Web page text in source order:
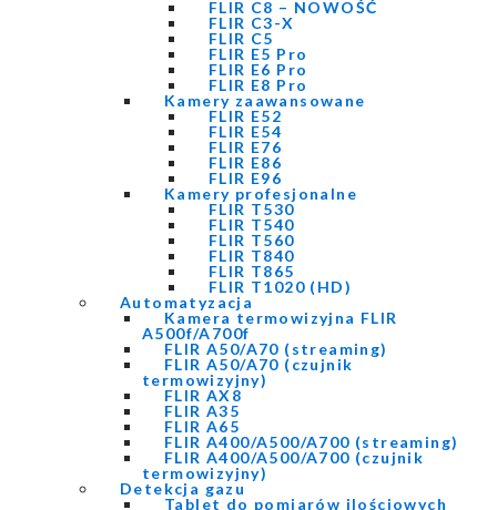
FLIR C8 – NOWOŚĆ
FLIR C3-X
FLIR C5
FLIR E5 Pro
FLIR E6 Pro
FLIR E8 Pro
Kamery zaawansowane
FLIR E52
FLIR E54
FLIR E76
FLIR E86
FLIR E96
Kamery profesjonalne
FLIR T530
FLIR T540
FLIR T560
FLIR T840
FLIR T865
FLIR T1020 (HD)
Automatyzacja
Kamera termowizyjna FLIR
A500f/A700f
FLIR A50/A70 (streaming)
FLIR A50/A70 (czujnik
termowizyjny)
FLIR AX8
FLIR A35
FLIR A65
FLIR A400/A500/A700 (streaming)
FLIR A400/A500/A700 (czujnik
termowizyjny)
Detekcja gazu
Tablet do pomiarów ilościowych